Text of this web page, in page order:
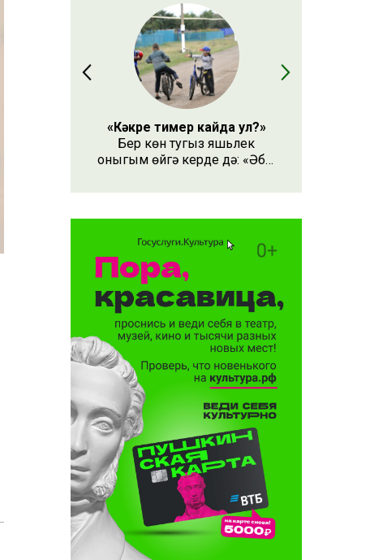
«Кәкре тимер кайда ул?»
Бер көн тугыз яшьлек
оныгым өйгә керде дә: «Әби,
ул?» – дип сорады.